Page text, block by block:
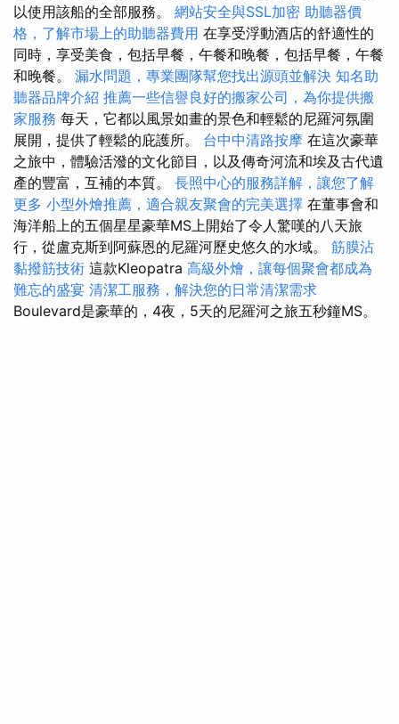
以使用該船的全部服務。 網站安全與SSL加密 助聽器價
格，了解市場上的助聽器費用 在享受浮動酒店的舒適性的
同時，享受美食，包括早餐，午餐和晚餐，包括早餐，午餐
和晚餐。 漏水問題，專業團隊幫您找出源頭並解決 知名助
聽器品牌介紹 推薦一些信譽良好的搬家公司，為你提供搬
家服務 每天，它都以風景如畫的景色和輕鬆的尼羅河氛圍
展開，提供了輕鬆的庇護所。 台中中清路按摩 在這次豪華
之旅中，體驗活潑的文化節目，以及傳奇河流和埃及古代遺
產的豐富，互補的本質。 長照中心的服務詳解，讓您了解
更多 小型外燴推薦，適合親友聚會的完美選擇 在董事會和
海洋船上的五個星星豪華MS上開始了令人驚嘆的八天旅
行，從盧克斯到阿蘇恩的尼羅河歷史悠久的水域。 筋膜沾
黏撥筋技術 這款Kleopatra 高級外燴，讓每個聚會都成為
難忘的盛宴 清潔工服務，解決您的日常清潔需求
Boulevard是豪華的，4夜，5天的尼羅河之旅五秒鐘MS。